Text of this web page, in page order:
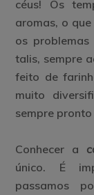
céus! Os
aromas, o
os
talis, sempre
feito de
muito
sempre
Conhecer a
único. É
passamos